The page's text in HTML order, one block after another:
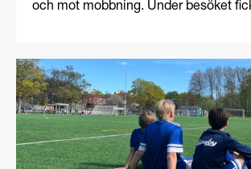
och mot mobbning. Under besöket
elevers upplevelser av trygghet,
utsatthet för att systematiskt kunna
insatser.